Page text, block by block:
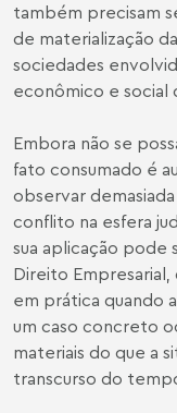
também precisam
de materialização
sociedades
econômico e social
Embora não se
fato consumado é
observar
conflito na esfera
sua aplicação pode
Direito
em prática quando
um caso concreto
materiais do que a
transcurso do